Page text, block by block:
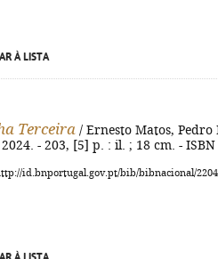
À LISTA
Terceira / Ernesto Matos,
- 203, [5] p. : il. ; 18 cm. - ISBN
id.bnportugal.gov.pt/bib/bibnacional/